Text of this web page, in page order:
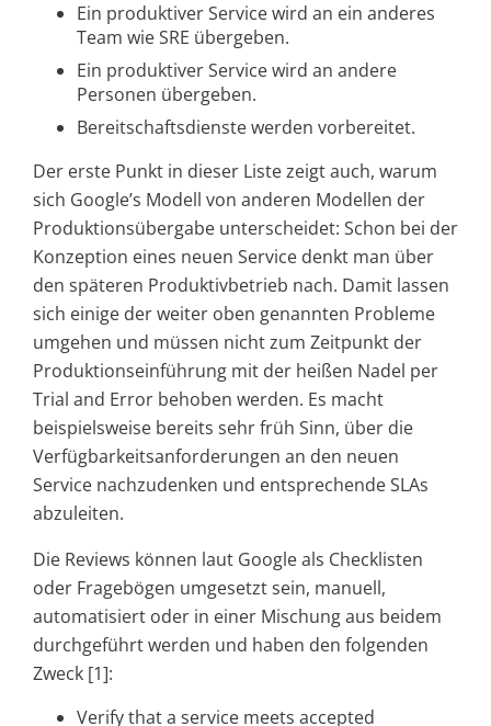
Ein produktiver Service wird an ein anderes
Team wie SRE übergeben.
Ein produktiver Service wird an andere
Personen übergeben.
Bereitschaftsdienste werden vorbereitet.
Der erste Punkt in dieser Liste zeigt auch, warum
sich Google’s Modell von anderen Modellen der
Produktionsübergabe unterscheidet: Schon bei der
Konzeption eines neuen Service denkt man über
den späteren Produktivbetrieb nach. Damit lassen
sich einige der weiter oben genannten Probleme
umgehen und müssen nicht zum Zeitpunkt der
Produktionseinführung mit der heißen Nadel per
Trial and Error behoben werden. Es macht
beispielsweise bereits sehr früh Sinn, über die
Verfügbarkeitsanforderungen an den neuen
Service nachzudenken und entsprechende SLAs
abzuleiten.
Die Reviews können laut Google als Checklisten
oder Fragebögen umgesetzt sein, manuell,
automatisiert oder in einer Mischung aus beidem
durchgeführt werden und haben den folgenden
Zweck [1]:
Verify that a service meets accepted